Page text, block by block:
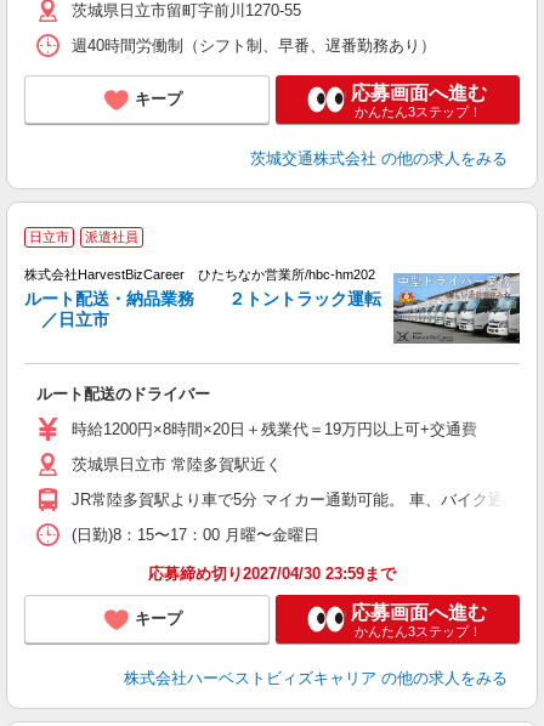
茨城県日立市留町字前川1270-55
週40時間労働制（シフト制、早番、遅番勤務あり）
キープ 応募画面へ進む
かんたん3ステップ！
茨城交通株式会社 の他の求人をみる
日立市 派遣社員
株式会社HarvestBizCareer ひたちなか営業所/hbc-hm202
ルート配送・納品業務 ２トントラック運転
／日立市
ルート配送のドライバー
時給1200円×8時間×20日＋残業代＝19万円以上可+交通費
茨城県日立市 常陸多賀駅近く
JR常陸多賀駅より車で5分 マイカー通勤可能。 車、バイク通勤可
(日勤)8：15〜17：00 月曜〜金曜日
応募締め切り2027/04/30 23:59まで
キープ 応募画面へ進む
かんたん3ステップ！
株式会社ハーベストビィズキャリア の他の求人をみる